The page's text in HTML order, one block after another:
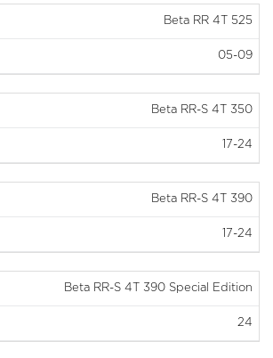
Beta RR 4T 525
05-09
Beta RR-S 4T 350
17-24
Beta RR-S 4T 390
17-24
Beta RR-S 4T 390 Special Edition
24